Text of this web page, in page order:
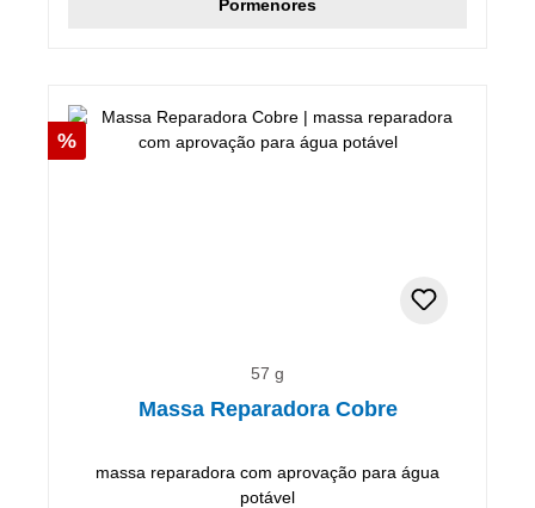
Pormenores
Desconto
%
57 g
Massa Reparadora Cobre
massa reparadora com aprovação para água
potável